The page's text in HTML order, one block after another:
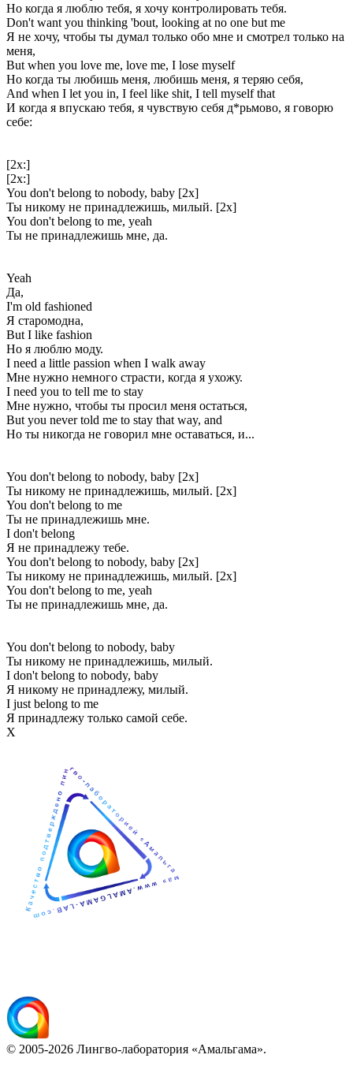
Но когда я люблю тебя, я хочу контролировать тебя.
Don't want you thinking 'bout, looking at no one but me
Я не хочу, чтобы ты думал только обо мне и смотрел только на
меня,
But when you love me, love me, I lose myself
Но когда ты любишь меня, любишь меня, я теряю себя,
And when I let you in, I feel like shit, I tell myself that
И когда я впускаю тебя, я чувствую себя д*рьмово, я говорю
себе:
[2x:]
[2x:]
You don't belong to nobody, baby [2x]
Ты никому не принадлежишь, милый. [2x]
You don't belong to me, yeah
Ты не принадлежишь мне, да.
Yeah
Да,
I'm old fashioned
Я старомодна,
But I like fashion
Но я люблю моду.
I need a little passion when I walk away
Мне нужно немного страсти, когда я ухожу.
I need you to tell me to stay
Мне нужно, чтобы ты просил меня остаться,
But you never told me to stay that way, and
Но ты никогда не говорил мне оставаться, и...
You don't belong to nobody, baby [2x]
Ты никому не принадлежишь, милый. [2x]
You don't belong to me
Ты не принадлежишь мне.
I don't belong
Я не принадлежу тебе.
You don't belong to nobody, baby [2x]
Ты никому не принадлежишь, милый. [2x]
You don't belong to me, yeah
Ты не принадлежишь мне, да.
You don't belong to nobody, baby
Ты никому не принадлежишь, милый.
I don't belong to nobody, baby
Я никому не принадлежу, милый.
I just belong to me
Я принадлежу только самой себе.
Х
© 2005-2026 Лингво-лаборатория «Амальгама».